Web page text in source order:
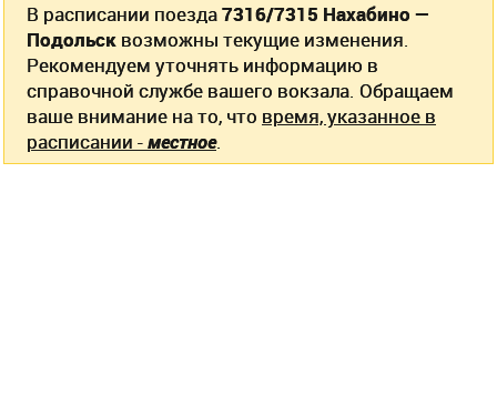
В расписании поезда7316/7315 Нахабино —
Подольск возможны текущие изменения.
Рекомендуем уточнять информацию в
справочной службе вашего вокзала. Обращаем
ваше внимание на то, что время, указанное в
расписании -местное.